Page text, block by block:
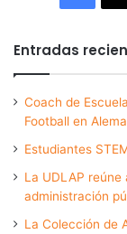
Entradas
Coach de
Football en
Estudiantes
La UDLAP
administración
La Colección de